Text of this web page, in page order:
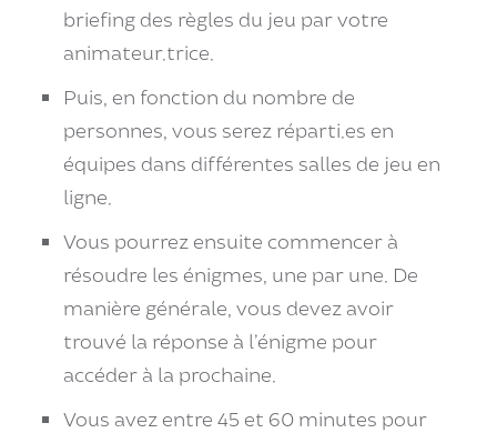
briefing des règles du jeu par votre
animateur.trice.
Puis, en fonction du nombre de
personnes, vous serez réparti.es en
équipes dans différentes salles de jeu en
ligne.
Vous pourrez ensuite commencer à
résoudre les énigmes, une par une. De
manière générale, vous devez avoir
trouvé la réponse à l’énigme pour
accéder à la prochaine.
Vous avez entre 45 et 60 minutes pour